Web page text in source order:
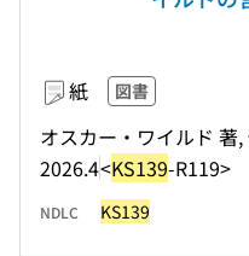
紙 図書
オスカー・ワイルド 著
2026.4<KS139-R119>
NDLC KS139